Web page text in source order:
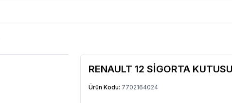
RENAULT 12 SİGORTA
Ürün Kodu: 7702164024